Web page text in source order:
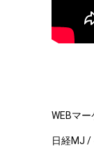
WEBマ
日経MJ /